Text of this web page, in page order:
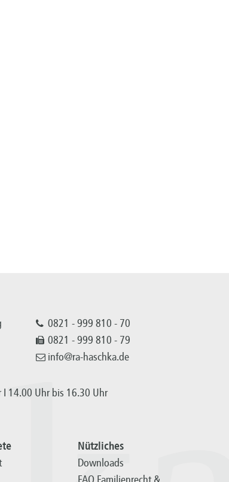
0821 - 999 810 - 70
0821 - 999 810 - 79
info@ra-haschka.de
14.00 Uhr bis 16.30 Uhr
Nützliches
Downloads